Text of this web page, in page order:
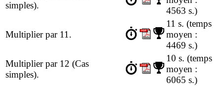
simples).
4563 s.)
Multiplier par 11.
11 s. (temps
moyen :
4469 s.)
Multiplier par 12 (Cas
simples).
10 s. (temps
moyen :
6065 s.)